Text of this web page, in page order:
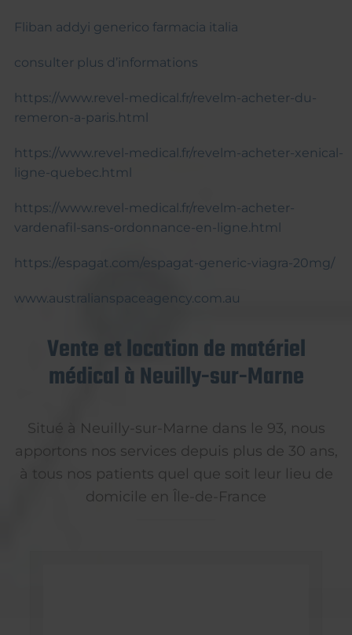
Fliban addyi generico farmacia italia
consulter plus d’informations
https://www.revel-medical.fr/revelm-acheter-du-
remeron-a-paris.html
https://www.revel-medical.fr/revelm-acheter-xenical-
ligne-quebec.html
https://www.revel-medical.fr/revelm-acheter-
vardenafil-sans-ordonnance-en-ligne.html
https://espagat.com/espagat-generic-viagra-20mg/
www.australianspaceagency.com.au
Vente et location de matériel
médical à Neuilly-sur-Marne
Situé à Neuilly-sur-Marne dans le 93, nous
apportons nos services depuis plus de 30 ans,
à tous nos patients quel que soit leur lieu de
domicile en Île-de-France